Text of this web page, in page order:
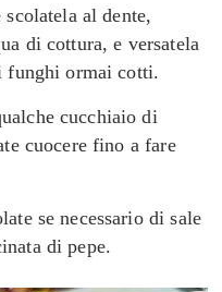
al dente,
di cottura, e versatela
funghi ormai cotti.
cucchiaio di
cuocere fino a fare
se necessario di sale
di pepe.